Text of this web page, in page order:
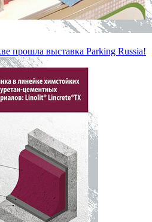
прошла выставка Parking Russia!